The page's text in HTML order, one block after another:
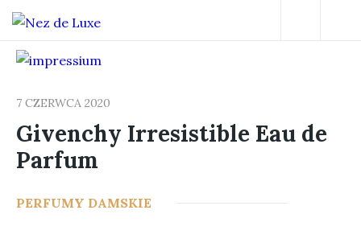
7 CZERWCA 2020
Givenchy Irresistible Eau de
Parfum
PERFUMY DAMSKIE